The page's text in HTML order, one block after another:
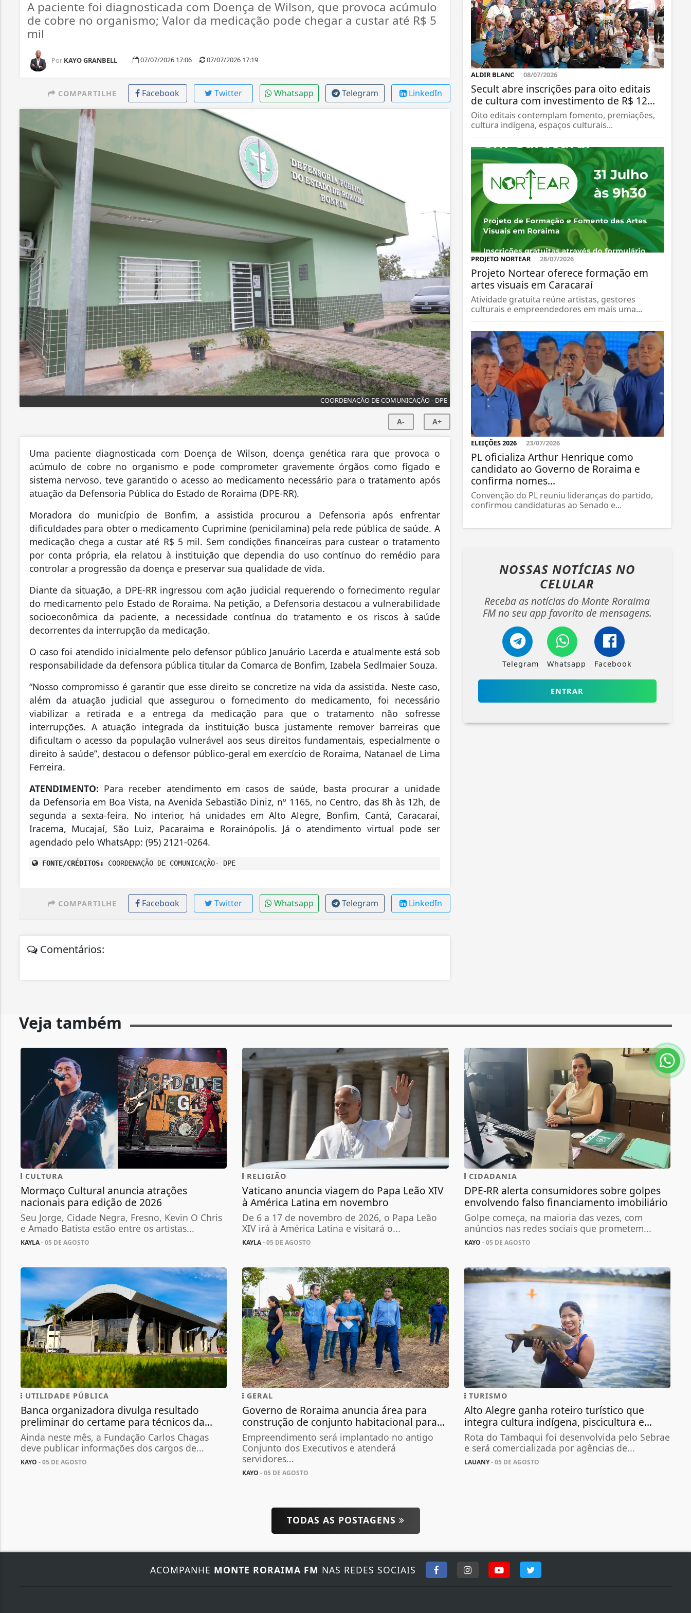
A paciente foi diagnosticada com Doença de Wilson, que provoca acúmulo
de cobre no organismo; Valor da medicação pode chegar a custar até R$ 5
mil
Por KAYO GRANBELL 07/07/2026 17:06 07/07/2026 17:19
COMPARTILHE Facebook Twitter Whatsapp Telegram LinkedIn
COORDENAÇÃO DE COMUNICAÇÃO - DPE
A- A+
Uma paciente diagnosticada com Doença de Wilson, doença genética rara que provoca o
acúmulo de cobre no organismo e pode comprometer gravemente órgãos como fígado e
sistema nervoso, teve garantido o acesso ao medicamento necessário para o tratamento após
atuação da Defensoria Pública do Estado de Roraima (DPE-RR).
Moradora do município de Bonfim, a assistida procurou a Defensoria após enfrentar
dificuldades para obter o medicamento Cuprimine (penicilamina) pela rede pública de saúde. A
medicação chega a custar até R$ 5 mil. Sem condições financeiras para custear o tratamento
por conta própria, ela relatou à instituição que dependia do uso contínuo do remédio para
controlar a progressão da doença e preservar sua qualidade de vida.
Diante da situação, a DPE-RR ingressou com ação judicial requerendo o fornecimento regular
do medicamento pelo Estado de Roraima. Na petição, a Defensoria destacou a vulnerabilidade
socioeconômica da paciente, a necessidade contínua do tratamento e os riscos à saúde
decorrentes da interrupção da medicação.
O casofoi atendido inicialmente pelo defensor público Januário Lacerda e atualmente está sob
responsabilidade da defensora pública titular da Comarca de Bonfim, Izabela Sedlmaier Souza.
“Nosso compromisso é garantir que esse direito se concretize na vida da assistida. Neste caso,
além da atuação judicial que assegurou o fornecimento do medicamento, foi necessário
viabilizar a retirada e a entrega da medicação para que o tratamento não sofresse
interrupções. A atuação integrada da instituição busca justamente remover barreiras que
dificultam o acesso da população vulnerável aos seus direitos fundamentais, especialmente o
direito à saúde”, destacou o defensor público-geral em exercício de Roraima, Natanael de Lima
Ferreira.
ATENDIMENTO: Para receber atendimento em casos de saúde, basta procurar a unidade
da Defensoria em Boa Vista, na Avenida Sebastião Diniz, nº 1165, no Centro, das 8h às 12h, de
segunda a sexta-feira. No interior, há unidades em Alto Alegre, Bonfim, Cantá, Caracaraí,
Iracema, Mucajaí, São Luiz, Pacaraima e Rorainópolis. Já o atendimento virtual pode ser
agendado pelo WhatsApp: (95) 2121-0264.
FONTE/CRÉDITOS: COORDENAÇÃO DE COMUNICAÇÃO- DPE
COMPARTILHE Facebook Twitter Whatsapp Telegram LinkedIn
Comentários:
ALDIR BLANC 08/07/2026
Secult abre inscrições para oito editais
de cultura com investimento de R$ 12...
Oito editais contemplam fomento, premiações,
cultura indígena, espaços culturais...
PROJETO NORTEAR 28/07/2026
Projeto Nortear oferece formação em
artes visuais em Caracaraí
Atividade gratuita reúne artistas, gestores
culturais e empreendedores em mais uma...
ELEIÇÕES 2026 23/07/2026
PL oficializa Arthur Henrique como
candidato ao Governo de Roraima e
confirma nomes...
Convenção do PL reuniu lideranças do partido,
confirmou candidaturas ao Senado e...
NOSSAS NOTÍCIAS NO
CELULAR
Receba as notícias do Monte Roraima
FM no seu app favorito de mensagens.
Telegram Whatsapp Facebook
ENTRAR
Veja também
CULTURA
Mormaço Cultural anuncia atrações
nacionais para edição de 2026
Seu Jorge, Cidade Negra, Fresno, Kevin O Chris
e Amado Batista estão entre os artistas...
KAYLA- 05 DE AGOSTO
RELIGIÃO
Vaticano anuncia viagem do Papa Leão XIV
à América Latina em novembro
De 6 a 17 de novembro de 2026, o Papa Leão
XIV irá à América Latina e visitará o...
KAYLA- 05 DE AGOSTO
CIDADANIA
DPE-RR alerta consumidores sobre golpes
envolvendo falso financiamento imobiliário
Golpe começa, na maioria das vezes, com
anúncios nas redes sociais que prometem...
KAYO - 05 DE AGOSTO
UTILIDADE PÚBLICA
Banca organizadora divulga resultado
preliminar do certame para técnicos da...
Ainda neste mês, a Fundação Carlos Chagas
deve publicar informações dos cargos de...
KAYO - 05 DE AGOSTO
GERAL
Governo de Roraima anuncia área para
construção de conjunto habitacional para...
Empreendimento será implantado no antigo
Conjunto dos Executivos e atenderá
servidores...
KAYO - 05 DE AGOSTO
TURISMO
Alto Alegre ganha roteiro turístico que
integra cultura indígena, piscicultura e...
Rota do Tambaqui foi desenvolvida pelo Sebrae
e será comercializada por agências de...
LAUANY- 05 DE AGOSTO
TODAS AS POSTAGENS
ACOMPANHE MONTE RORAIMA FM NAS REDES SOCIAIS